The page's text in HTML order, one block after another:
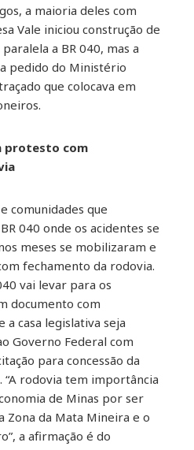
a maioria deles com
Vale iniciou construção de
a BR 040, mas a
pedido do Ministério
que colocava em
protesto com
comunidades que
040 onde os acidentes se
meses se mobilizaram e
fechamento da rodovia.
vai levar para os
documento com
a casa legislativa seja
Governo Federal com
para concessão da
rodovia tem importância
de Minas por ser
Zona da Mata Mineira e o
a afirmação é do